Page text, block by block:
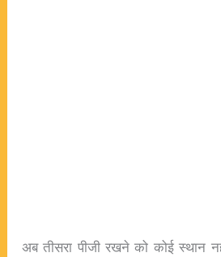
अब तीसरा पीजी रखने को कोई स्थान